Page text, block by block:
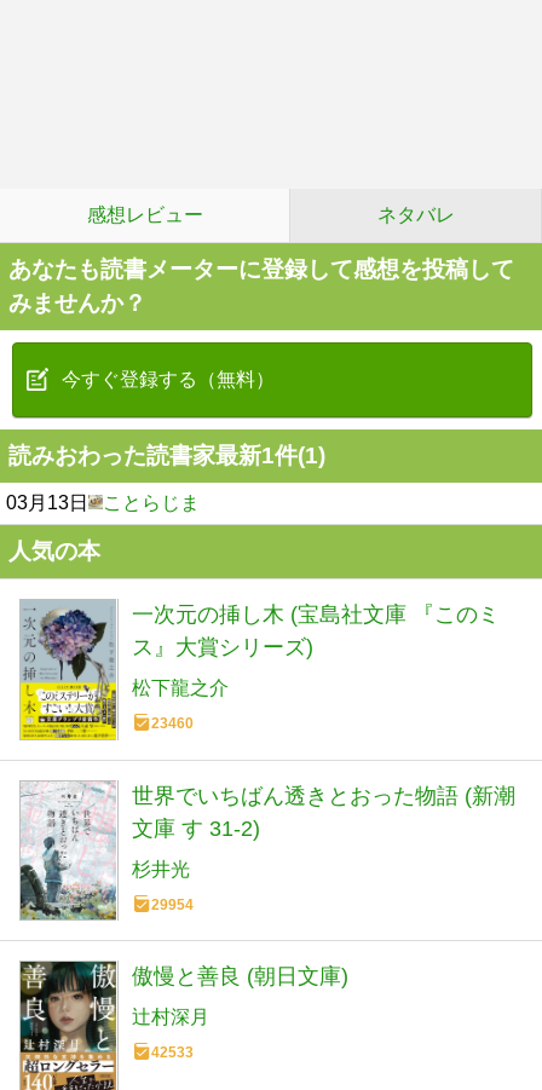
感想レビュー ネタバレ
あなたも読書メーターに登録して感想を投稿して
みませんか？
今すぐ登録する（無料）
読みおわった読書家最新1件(1)
03月13日 ことらじま
人気の本
一次元の挿し木 (宝島社文庫 『このミ
ス』大賞シリーズ)
松下龍之介
23460
世界でいちばん透きとおった物語 (新潮
文庫 す 31-2)
杉井光
29954
傲慢と善良 (朝日文庫)
辻村深月
42533